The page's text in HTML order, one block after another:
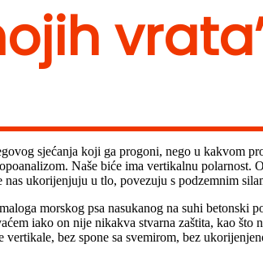
sjećanja koji ga progoni, nego u kakvom
Naše biće ima vertikalnu
ukorijenjuju u tlo, povezuju s podzemnim
morskog psa nasukanog na suhi betonski
iako on nije nikakva stvarna zaštita, kao
bez spone sa svemirom, bez